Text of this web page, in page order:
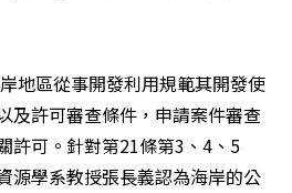
地區從事開發利用規範其開發使
及許可審查條件，申請案件審查
許可。針對第21條第3、4、5
源學系教授張長義認為海岸的公